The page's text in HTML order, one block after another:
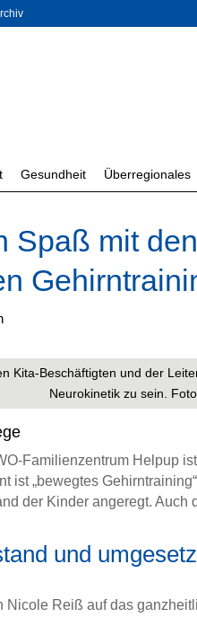
Gesundheit Überregionales
Spaß mit
Kita-Beschäftigten und der
Neurokinetik zu sein.
Familienzentrum Helpup
ist „bewegtes
der Kinder angeregt. Auch
und
Nicole Reiß auf das